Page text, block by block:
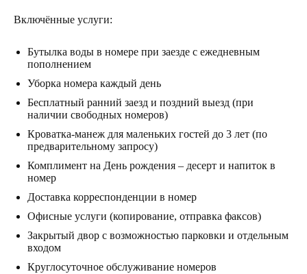
Включённые услуги:
Бутылка воды в номере при заезде с ежедневным
пополнением
Уборка номера каждый день
Бесплатный ранний заезд и поздний выезд (при
наличии свободных номеров)
Кроватка-манеж для маленьких гостей до 3 лет (по
предварительному запросу)
Комплимент на День рождения – десерт и напиток в
номер
Доставка корреспонденции в номер
Офисные услуги (копирование, отправка факсов)
Закрытый двор с возможностью парковки и отдельным
входом
Круглосуточное обслуживание номеров